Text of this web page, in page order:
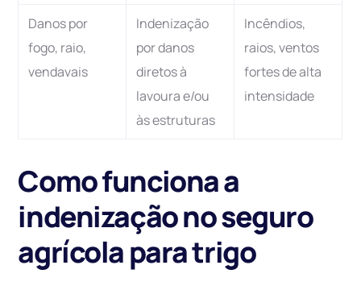
Danos por
fogo, raio,
vendavais
Indenização
por danos
diretos à
lavoura e/ou
às estruturas
Incêndios,
raios, ventos
fortes de alta
intensidade
Como funciona a
indenização no seguro
agrícola para trigo